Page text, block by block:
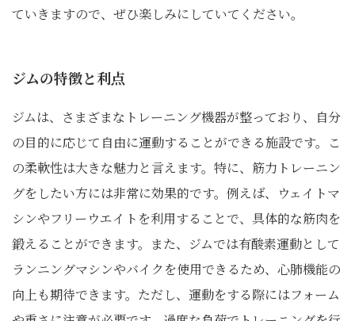
ていきますので、ぜひ楽しみにしていてください。
ジムの特徴と利点
ジムは、さまざまなトレーニング機器が整っており、自分
の目的に応じて自由に運動することができる施設です。こ
の柔軟性は大きな魅力と言えます。特に、筋力トレーニン
グをしたい方には非常に効果的です。例えば、ウェイトマ
シンやフリーウエイトを利用することで、具体的な筋肉を
鍛えることができます。また、ジムでは有酸素運動として
ランニングマシンやバイクを使用できるため、心肺機能の
向上も期待できます。ただし、運動をする際にはフォーム